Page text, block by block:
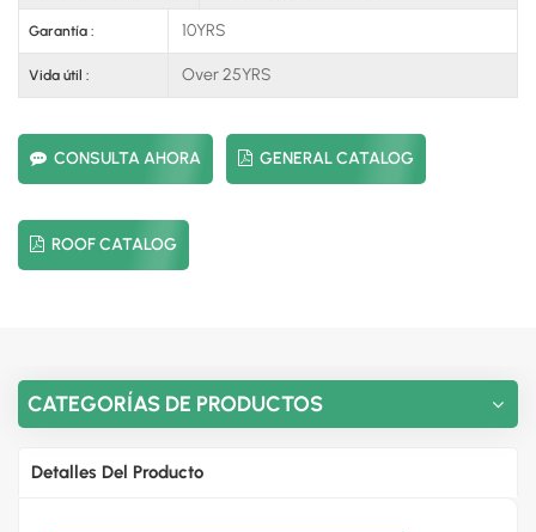
Garantía : 10YRS
Vida útil : Over 25YRS
CONSULTA AHORA GENERAL CATALOG
ROOF CATALOG
CATEGORÍAS DE PRODUCTOS
Detalles Del Producto